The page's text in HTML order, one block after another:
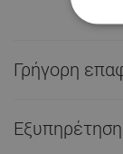
Γρήγορη